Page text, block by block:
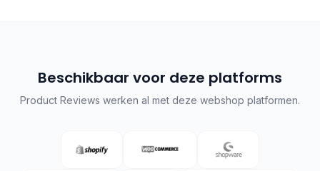
Beschikbaar voor deze platforms
Product Reviews werken al met deze webshop platformen.